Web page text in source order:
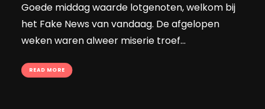
Goede middag waarde lotgenoten, welkom bij
het Fake News van vandaag. De afgelopen
weken waren alweer miserie troef...
READ MORE